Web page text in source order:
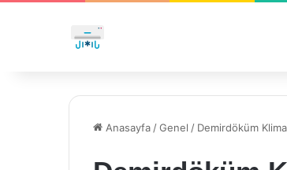
Anasayfa /Genel / Demirdöküm